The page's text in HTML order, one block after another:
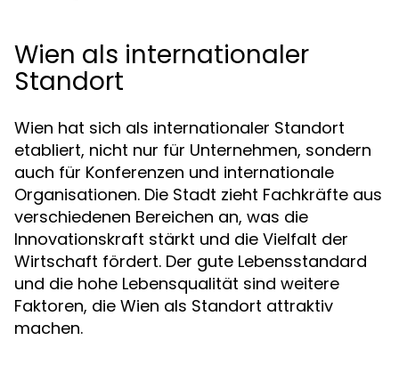
Wien als internationaler
Standort
Wien hat sich als internationaler Standort
etabliert, nicht nur für Unternehmen, sondern
auch für Konferenzen und internationale
Organisationen. Die Stadt zieht Fachkräfte aus
verschiedenen Bereichen an, was die
Innovationskraft stärkt und die Vielfalt der
Wirtschaft fördert. Der gute Lebensstandard
und die hohe Lebensqualität sind weitere
Faktoren, die Wien als Standort attraktiv
machen.